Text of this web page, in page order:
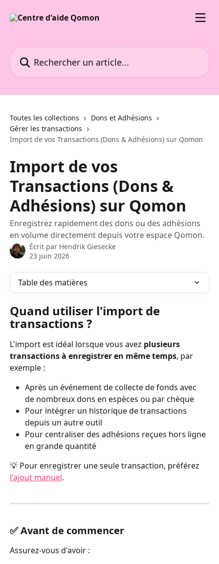
Toutes les collections
Dons et Adhésions
Gérer les transactions
Import de vos Transactions (Dons & Adhésions) sur Qomon
Import de vos
Transactions (Dons &
Adhésions) sur Qomon
Enregistrez rapidement des dons ou des adhésions
en volume directement depuis votre espace Qomon.
Écrit par Hendrik Giesecke
23 juin 2026
Table des matières
Quand utiliser l'import de
transactions ?
L'import est idéal lorsque vous avez plusieurs
transactions à enregistrer en même temps, par
exemple :
Après un événement de collecte de fonds avec
de nombreux dons en espèces ou par chèque
Pour intégrer un historique de transactions
depuis un autre outil
Pour centraliser des adhésions reçues hors ligne
en grande quantité
💡 Pour enregistrer une seule transaction, préférez
l'ajout manuel.
✅ Avant de commencer
Assurez-vous d'avoir :